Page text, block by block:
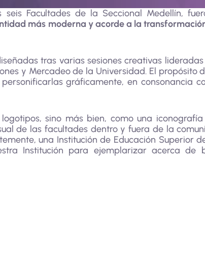
Facultades de la Seccional Medellín,
más moderna y acorde a la
tras varias sesiones creativas
y Mercadeo de la Universidad. El propósito
gráficamente, en consonancia
sino más bien, como una
de las facultades dentro y fuera de la
una Institución de Educación Superior
Institución para ejemplarizar acerca de